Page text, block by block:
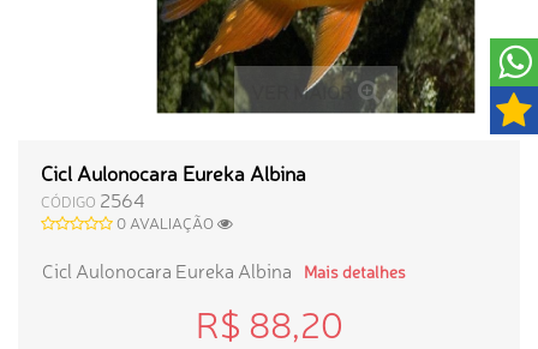
VER MAIOR
Cicl Aulonocara Eureka Albina
CÓDIGO 2564
0 AVALIAÇÃO
Cicl Aulonocara Eureka Albina Mais detalhes
R$ 88,20